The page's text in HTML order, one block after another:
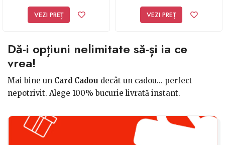
VEZI PREȚ VEZI PREȚ
Dă-i opțiuni nelimitate să-și ia ce
vrea!
Mai bine un Card Cadou decât un cadou... perfect
nepotrivit. Alege 100% bucurie livrată instant.